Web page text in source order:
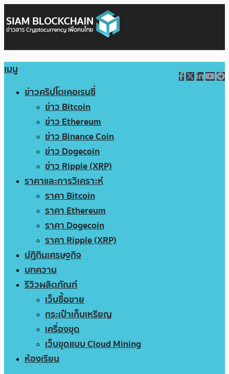
เมนู
ข่าวคริปโตเคอเรนซี่
ข่าว Bitcoin
ข่าว Ethereum
ข่าว Binance Coin
ข่าว Dogecoin
ข่าว Ripple (XRP)
ราคาและการวิเคราะห์
ราคา Bitcoin
ราคา Ethereum
ราคา Dogecoin
ราคา Ripple (XRP)
ปฏิทินเศรษฐกิจ
บทความ
รีวิวผลิตภัณฑ์
เว็บซื้อขาย
กระเป๋าเก็บเหรียญ
เครื่องขุด
เว็บขุดแบบ Cloud Mining
ห้องเรียน